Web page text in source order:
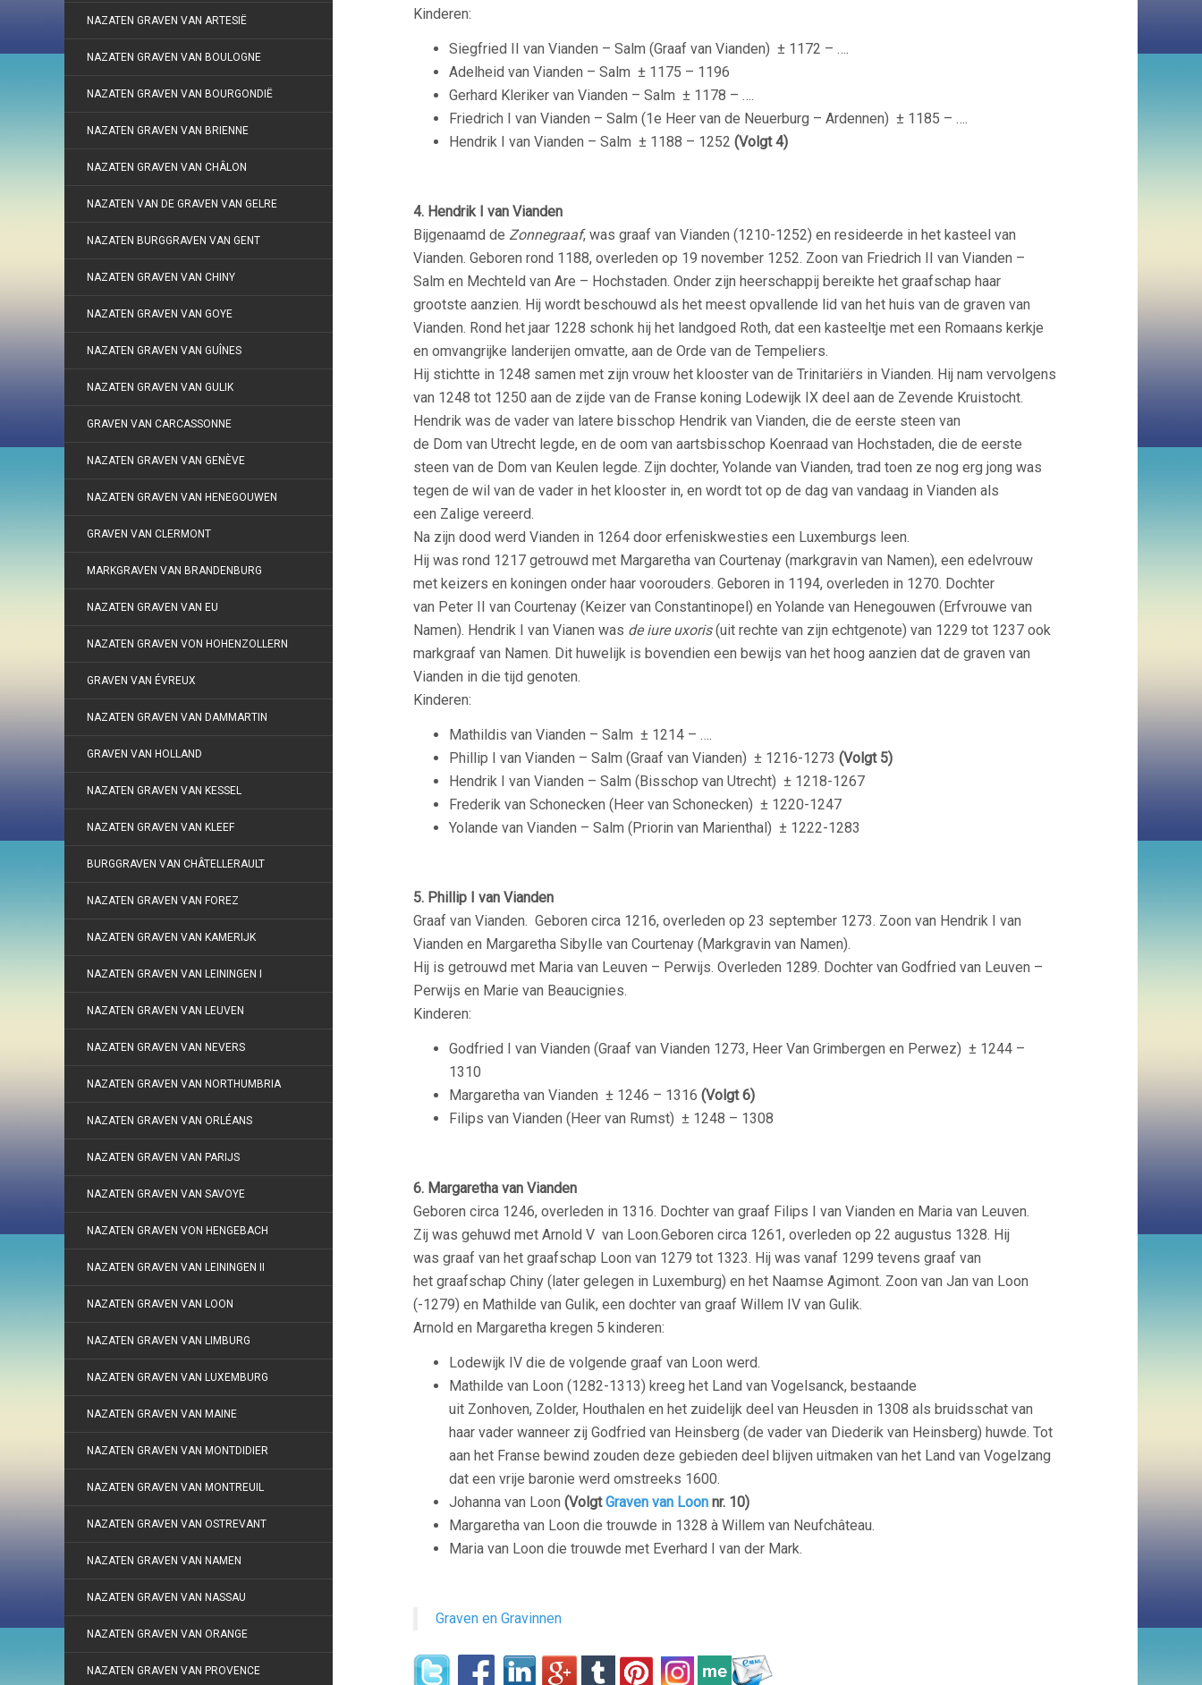
NAZATEN GRAVEN VAN ARTESIË
NAZATEN GRAVEN VAN BOULOGNE
NAZATEN GRAVEN VAN BOURGONDIË
NAZATEN GRAVEN VAN BRIENNE
NAZATEN GRAVEN VAN CHÂLON
NAZATEN VAN DE GRAVEN VAN GELRE
NAZATEN BURGGRAVEN VAN GENT
NAZATEN GRAVEN VAN CHINY
NAZATEN GRAVEN VAN GOYE
NAZATEN GRAVEN VAN GUÎNES
NAZATEN GRAVEN VAN GULIK
GRAVEN VAN CARCASSONNE
NAZATEN GRAVEN VAN GENÈVE
NAZATEN GRAVEN VAN HENEGOUWEN
GRAVEN VAN CLERMONT
MARKGRAVEN VAN BRANDENBURG
NAZATEN GRAVEN VAN EU
NAZATEN GRAVEN VON HOHENZOLLERN
GRAVEN VAN ÉVREUX
NAZATEN GRAVEN VAN DAMMARTIN
GRAVEN VAN HOLLAND
NAZATEN GRAVEN VAN KESSEL
NAZATEN GRAVEN VAN KLEEF
BURGGRAVEN VAN CHÂTELLERAULT
NAZATEN GRAVEN VAN FOREZ
NAZATEN GRAVEN VAN KAMERIJK
NAZATEN GRAVEN VAN LEININGEN I
NAZATEN GRAVEN VAN LEUVEN
NAZATEN GRAVEN VAN NEVERS
NAZATEN GRAVEN VAN NORTHUMBRIA
NAZATEN GRAVEN VAN ORLÉANS
NAZATEN GRAVEN VAN PARIJS
NAZATEN GRAVEN VAN SAVOYE
NAZATEN GRAVEN VON HENGEBACH
NAZATEN GRAVEN VAN LEININGEN II
NAZATEN GRAVEN VAN LOON
NAZATEN GRAVEN VAN LIMBURG
NAZATEN GRAVEN VAN LUXEMBURG
NAZATEN GRAVEN VAN MAINE
NAZATEN GRAVEN VAN MONTDIDIER
NAZATEN GRAVEN VAN MONTREUIL
NAZATEN GRAVEN VAN OSTREVANT
NAZATEN GRAVEN VAN NAMEN
NAZATEN GRAVEN VAN NASSAU
NAZATEN GRAVEN VAN ORANGE
NAZATEN GRAVEN VAN PROVENCE
Kinderen:
Siegfried II van Vianden – Salm (Graaf van Vianden) ± 1172 – ….
Adelheid van Vianden – Salm ± 1175 – 1196
Gerhard Kleriker van Vianden – Salm ± 1178 – ….
Friedrich I van Vianden – Salm (1e Heer van de Neuerburg – Ardennen) ± 1185 – ….
Hendrik I van Vianden – Salm ± 1188 – 1252 (Volgt 4)
4. Hendrik I van Vianden
Bijgenaamd de Zonnegraaf, was graaf van Vianden (1210-1252) en resideerde in het kasteel van
Vianden. Geboren rond 1188, overleden op 19 november 1252. Zoon van Friedrich II van Vianden –
Salm en Mechteld van Are – Hochstaden. Onder zijn heerschappij bereikte het graafschap haar
grootste aanzien. Hij wordt beschouwd als het meest opvallende lid van het huis van de graven van
Vianden. Rond het jaar 1228 schonk hij het landgoed Roth, dat een kasteeltje met een Romaans kerkje
en omvangrijke landerijen omvatte, aan de Orde van de Tempeliers.
Hij stichtte in 1248 samen met zijn vrouw het klooster van de Trinitariërs in Vianden. Hij nam vervolgens
van 1248 tot 1250 aan de zijde van de Franse koning Lodewijk IX deel aan de Zevende Kruistocht.
Hendrik was de vader van latere bisschop Hendrik van Vianden, die de eerste steen van
de Dom van Utrecht legde, en de oom van aartsbisschop Koenraad van Hochstaden, die de eerste
steen van de Dom van Keulen legde. Zijn dochter, Yolande van Vianden, trad toen ze nog erg jong was
tegen de wil van de vader in het klooster in, en wordt tot op de dag van vandaag in Vianden als
een Zalige vereerd.
Na zijn dood werd Vianden in 1264 door erfeniskwesties een Luxemburgs leen.
Hij was rond 1217 getrouwd met Margaretha van Courtenay (markgravin van Namen), een edelvrouw
met keizers en koningen onder haar voorouders. Geboren in 1194, overleden in 1270. Dochter
van Peter II van Courtenay (Keizer van Constantinopel) en Yolande van Henegouwen (Erfvrouwe van
Namen). Hendrik I van Vianen was de iure uxoris(uit rechte van zijn echtgenote) van 1229 tot 1237 ook
markgraaf van Namen. Dit huwelijk is bovendien een bewijs van het hoog aanzien dat de graven van
Vianden in die tijd genoten.
Kinderen:
Mathildis van Vianden – Salm ± 1214 – ….
Phillip I van Vianden – Salm (Graaf van Vianden) ± 1216-1273 (Volgt 5)
Hendrik I van Vianden – Salm (Bisschop van Utrecht) ± 1218-1267
Frederik van Schonecken (Heer van Schonecken) ± 1220-1247
Yolande van Vianden – Salm (Priorin van Marienthal) ± 1222-1283
5. Phillip I van Vianden
Graaf van Vianden. Geboren circa 1216, overleden op 23 september 1273. Zoon van Hendrik I van
Vianden en Margaretha Sibylle van Courtenay (Markgravin van Namen).
Hij is getrouwd met Maria van Leuven – Perwijs. Overleden 1289. Dochter van Godfried van Leuven –
Perwijs en Marie van Beaucignies.
Kinderen:
Godfried I van Vianden (Graaf van Vianden 1273, Heer Van Grimbergen en Perwez) ± 1244 –
1310
Margaretha van Vianden ± 1246 – 1316 (Volgt 6)
Filips van Vianden (Heer van Rumst) ± 1248 – 1308
6. Margaretha van Vianden
Geboren circa 1246, overleden in 1316. Dochter van graaf Filips I van Vianden en Maria van Leuven.
Zij was gehuwd met Arnold V van Loon.Geboren circa 1261, overleden op 22 augustus 1328. Hij
was graaf van het graafschap Loon van 1279 tot 1323. Hij was vanaf 1299 tevens graaf van
het graafschap Chiny (later gelegen in Luxemburg) en het Naamse Agimont. Zoon van Jan van Loon
(-1279) en Mathilde van Gulik, een dochter van graaf Willem IV van Gulik.
Arnold en Margaretha kregen 5 kinderen:
Lodewijk IV die de volgende graaf van Loon werd.
Mathilde van Loon (1282-1313) kreeg het Land van Vogelsanck, bestaande
uit Zonhoven, Zolder, Houthalen en het zuidelijk deel van Heusden in 1308 als bruidsschat van
haar vader wanneer zij Godfried van Heinsberg (de vader van Diederik van Heinsberg) huwde. Tot
aan het Franse bewind zouden deze gebieden deel blijven uitmaken van het Land van Vogelzang
dat een vrije baronie werd omstreeks 1600.
Johanna van Loon (VolgtGraven van Loon nr. 10)
Margaretha van Loon die trouwde in 1328 à Willem van Neufchâteau.
Maria van Loon die trouwde met Everhard I van der Mark.
Graven en Gravinnen